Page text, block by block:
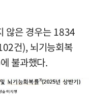
않은 경우는 1834
건), 뇌기능회복
불과했다.